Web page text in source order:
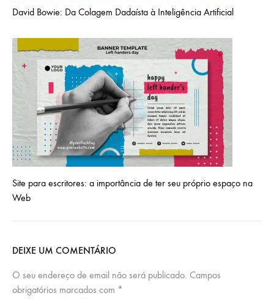
David Bowie: Da Colagem Dadaísta à Inteligência Artificial
Site para escritores: a importância de ter seu próprio espaço na
Web
DEIXE UM COMENTÁRIO
O seu endereço de email não será publicado. Campos
obrigatórios marcados com *